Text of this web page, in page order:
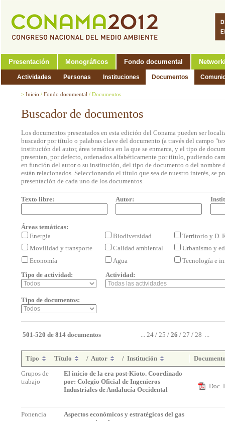
Presentación Monográficos Fondo documental
Actividades Personas Instituciones Documentos
> Inicio / Fondo documental / Documentos
Buscador de documentos
Los documentos presentados en esta edición del Conama pueden ser
buscador por título o palabras clave del documento (a través del campo
institución del autor, área temática en la que se enmarca, y el tipo de
presentan, por defecto, ordenados alfabéticamente por título, pudiendo
en función del autor o su institución, del tipo de documento o del nombre
están relacionados. Seleccionando el título que sea de nuestro interés, se
presentación de cada uno de los documentos.
Texto libre: Autor:
Áreas temáticas:
Energía
Biodiversidad
Territorio y D.
Movilidad y transporte
Calidad ambiental
Urbanismo y
Economía
Agua
Tecnología e
Tipo de actividad:
Actividad:
Tipo de documentos:
501-520 de 814 documentos ... 24 / 25 / 26 / 27 / 28 ...
Tipo Título / Autor / Institución
Grupos de
trabajo
El inicio de la era post-Kioto. Coordinado
por: Colegio Oficial de Ingenieros
Industriales de Andalucía Occidental
Doc.
Ponencia
Aspectos económicos y estratégicos del gas